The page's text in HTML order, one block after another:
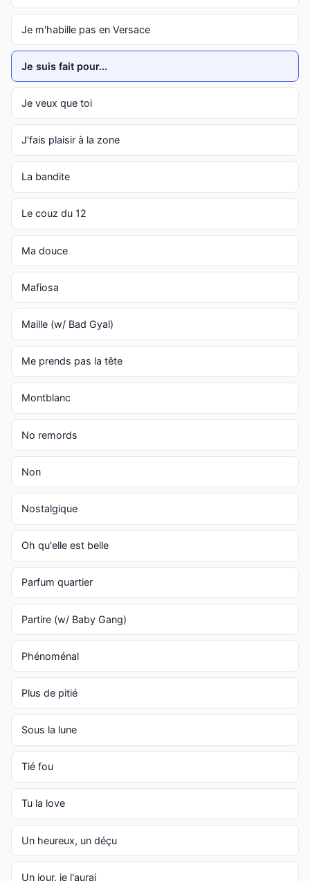
Je m'habille pas en Versace
Je suis fait pour...
Je veux que toi
J’fais plaisir à la zone
La bandite
Le couz du 12
Ma douce
Mafiosa
Maille (w/ Bad Gyal)
Me prends pas la tête
Montblanc
No remords
Non
Nostalgique
Oh qu'elle est belle
Parfum quartier
Partire (w/ Baby Gang)
Phénoménal
Plus de pitié
Sous la lune
Tié fou
Tu la love
Un heureux, un déçu
Un jour, je l'aurai